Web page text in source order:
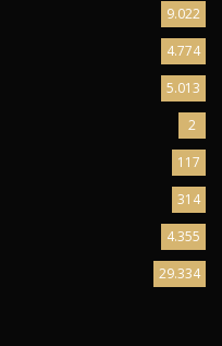
9.022
4.774
5.013
2
117
314
4.355
29.334